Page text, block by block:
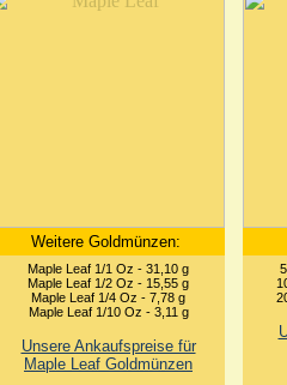
Weitere Goldmünzen:
Maple Leaf 1/1 Oz - 31,10 g
Maple Leaf 1/2 Oz - 15,55 g
Maple Leaf 1/4 Oz - 7,78 g
Maple Leaf 1/10 Oz - 3,11 g
Unsere Ankaufspreise für
Maple Leaf Goldmünzen